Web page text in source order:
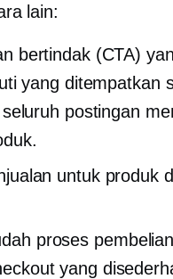
lain:
bertindak (CTA)
yang ditempatkan
postingan
untuk produk
proses
yang